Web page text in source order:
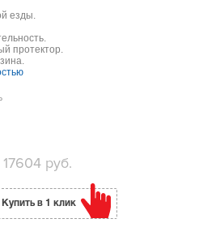
езды.
протектор.
17604 руб.
Купить в 1 клик